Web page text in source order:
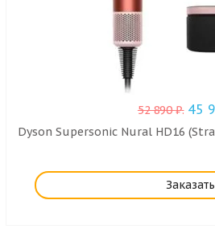
52 890₽. 45
Dyson Supersonic Nural HD16
Заказать